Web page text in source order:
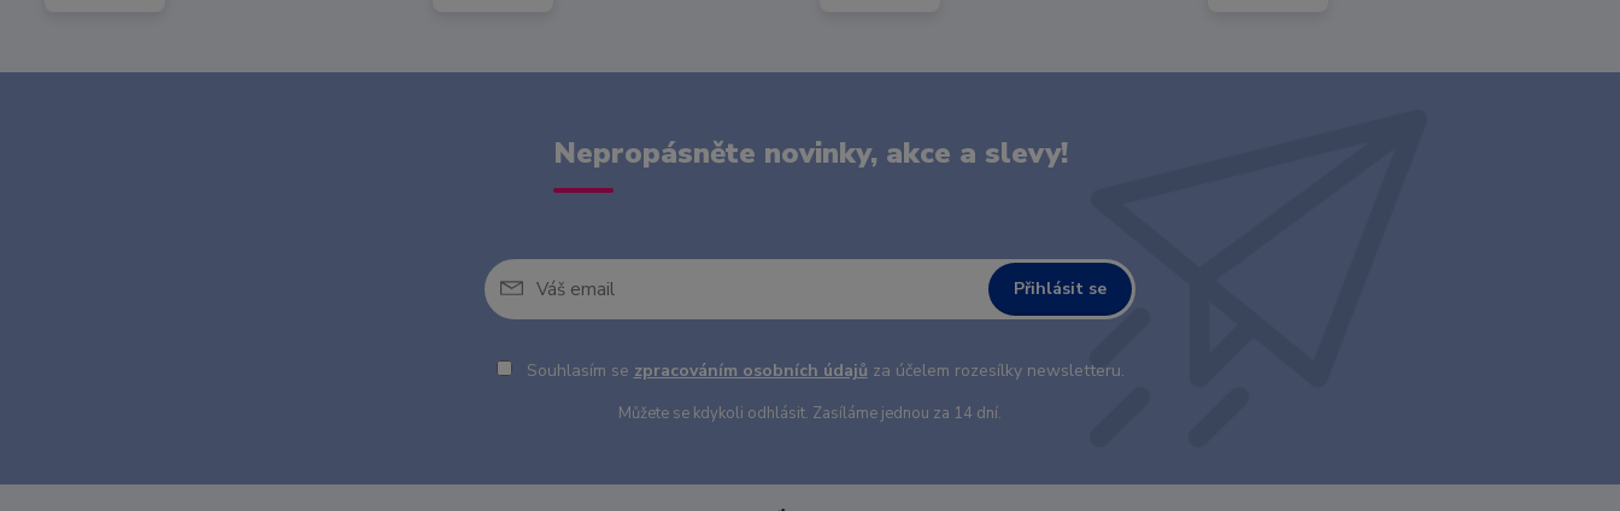
Nepropásněte novinky, akce a slevy!
Přihlásit se
Souhlasím se zpracováním osobních údajů za účelem rozesílky newsletteru.
Můžete se kdykoli odhlásit. Zasíláme jednou za 14 dní.